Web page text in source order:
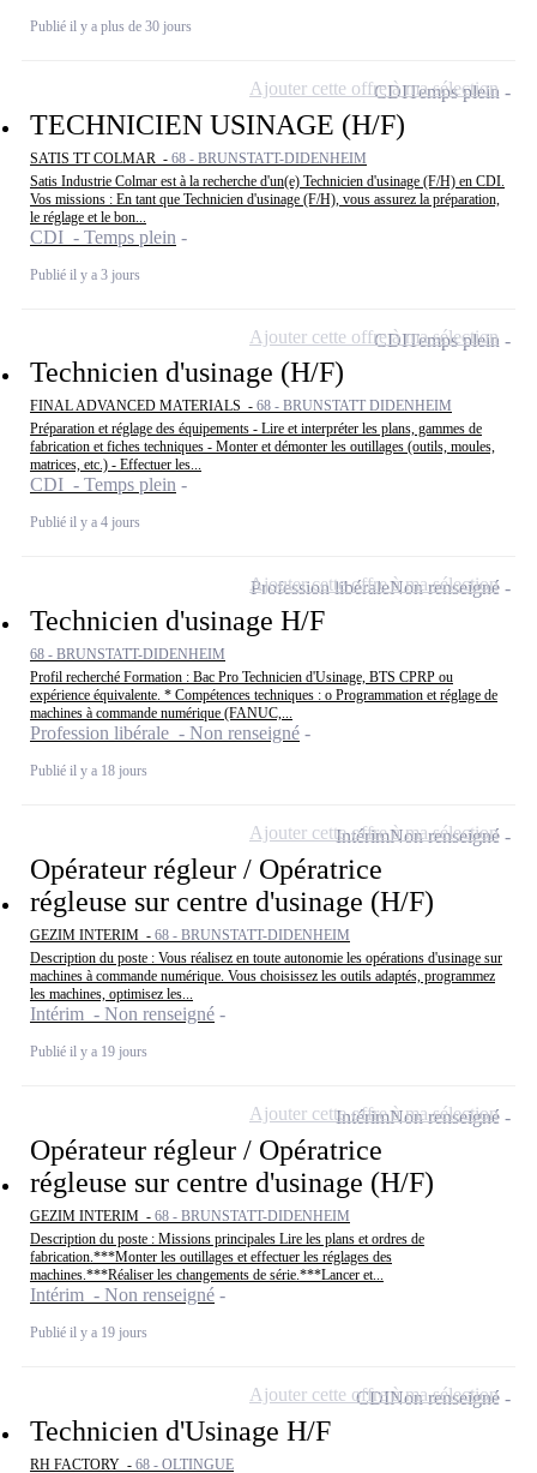
Publié il y a plus de 30 jours
TECHNICIEN USINAGE (H/F)
SATIS TT COLMAR - 68 - BRUNSTATT-DIDENHEIM
Satis Industrie Colmar est à la recherche d'un(e) Technicien d'usinage (F/H) en CDI.
Vos missions : En tant que Technicien d'usinage (F/H), vous assurez la préparation,
le réglage et le bon...
CDI - Temps plein
Publié il y a 3 jours
CDITemps plein
Ajouter cette offre à ma sélection
Technicien d'usinage (H/F)
FINAL ADVANCED MATERIALS - 68 - BRUNSTATT DIDENHEIM
Préparation et réglage des équipements - Lire et interpréter les plans, gammes de
fabrication et fiches techniques - Monter et démonter les outillages (outils, moules,
matrices, etc.) - Effectuer les...
CDI - Temps plein
Publié il y a 4 jours
CDITemps plein
Ajouter cette offre à ma sélection
Technicien d'usinage H/F
68 - BRUNSTATT-DIDENHEIM
Profil recherché Formation : Bac Pro Technicien d'Usinage, BTS CPRP ou
expérience équivalente. * Compétences techniques : o Programmation et réglage de
machines à commande numérique (FANUC,...
Profession libérale - Non renseigné
Publié il y a 18 jours
Profession libéraleNon renseigné
Ajouter cette offre à ma sélection
Opérateur régleur / Opératrice
régleuse sur centre d'usinage (H/F)
GEZIM INTERIM - 68 - BRUNSTATT-DIDENHEIM
Description du poste : Vous réalisez en toute autonomie les opérations d'usinage sur
machines à commande numérique. Vous choisissez les outils adaptés, programmez
les machines, optimisez les...
Intérim - Non renseigné
Publié il y a 19 jours
IntérimNon renseigné
Ajouter cette offre à ma sélection
Opérateur régleur / Opératrice
régleuse sur centre d'usinage (H/F)
GEZIM INTERIM - 68 - BRUNSTATT-DIDENHEIM
Description du poste : Missions principales Lire les plans et ordres de
fabrication.***Monter les outillages et effectuer les réglages des
machines.***Réaliser les changements de série.***Lancer et...
Intérim - Non renseigné
Publié il y a 19 jours
IntérimNon renseigné
Ajouter cette offre à ma sélection
Technicien d'Usinage H/F
RH FACTORY - 68 - OLTINGUE
CDINon renseigné
Ajouter cette offre à ma sélection